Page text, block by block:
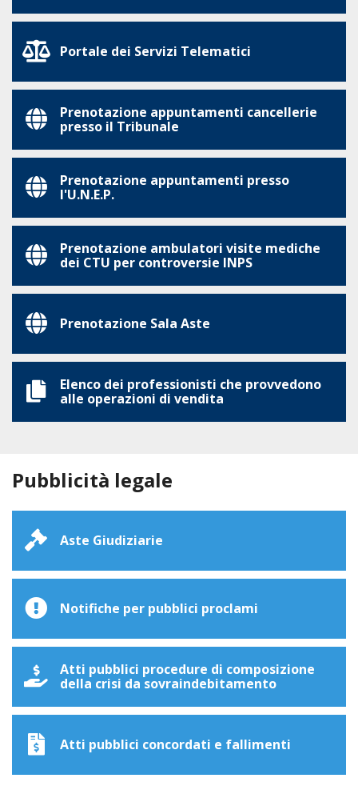
Portale dei Servizi Telematici
Prenotazione appuntamenti cancellerie
presso il Tribunale
Prenotazione appuntamenti presso
l'U.N.E.P.
Prenotazione ambulatori visite mediche
dei CTU per controversie INPS
Prenotazione Sala Aste
Elenco dei professionisti che provvedono
alle operazioni di vendita
Pubblicità legale
Aste Giudiziarie
Notifiche per pubblici proclami
Atti pubblici procedure di composizione
della crisi da sovraindebitamento
Atti pubblici concordati e fallimenti